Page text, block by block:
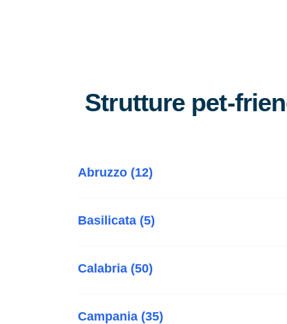
Strutture pet-
Abruzzo (12)
Basilicata (5)
Calabria (50)
Campania (35)